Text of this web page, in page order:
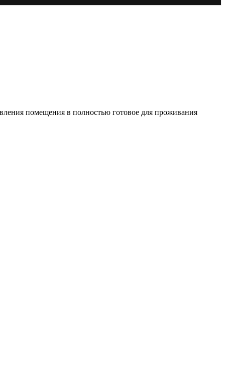
помещения в полностью готовое для проживания